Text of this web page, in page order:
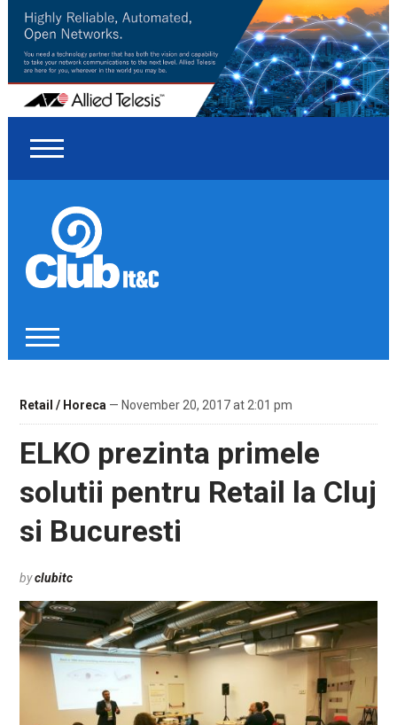
Retail / Horeca— November 20, 2017 at 2:01 pm
ELKO prezinta primele
solutii pentru Retail la Cluj
si Bucuresti
byclubitc